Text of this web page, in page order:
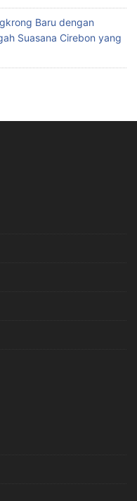
Baru dengan
Suasana Cirebon yang